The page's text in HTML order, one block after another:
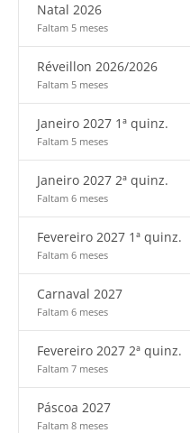
Natal 2026
Faltam 5 meses
Réveillon 2026/2026
Faltam 5 meses
Janeiro 2027 1ª quinz.
Faltam 5 meses
Janeiro 2027 2ª quinz.
Faltam 6 meses
Fevereiro 2027 1ª quinz.
Faltam 6 meses
Carnaval 2027
Faltam 6 meses
Fevereiro 2027 2ª quinz.
Faltam 7 meses
Páscoa 2027
Faltam 8 meses